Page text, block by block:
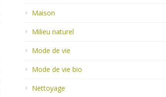
Maison
Milieu naturel
Mode de vie
Mode de vie bio
Nettoyage